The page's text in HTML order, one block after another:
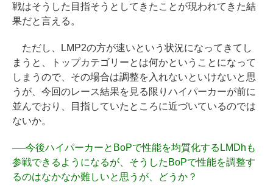
戦はそうした目指そうとしてきたことが現われてきた結
果だと言える。
ただし、LMP2の方が速いという状況になってきてし
まうと、トップカテゴリーとは何かということになって
しまうので、その場合は調整を入れないといけないと思
うが、今回のレース結果を見る限りハイパーカーが前に
並んでおり、目指していたところに近づいているのでは
ないか。
──今後ハイパーカーとBoPで性能を均質化するLMDhも
参戦できるようになるが、そうしたBoPで性能を調整す
るのはなかなか難しいと思うが、どうか？